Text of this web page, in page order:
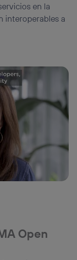
en la
interoperables a
Open